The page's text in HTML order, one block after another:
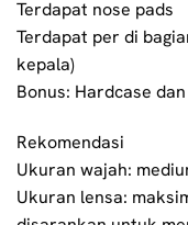
Terdapat nose pads
Terdapat per di
kepala)
Bonus: Hardcase
Rekomendasi
Ukuran wajah:
Ukuran lensa: